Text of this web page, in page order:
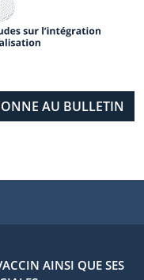
AINSI QUE SES